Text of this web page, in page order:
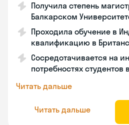
Получила степень
Балкарском
Проходила обучение в
квалификацию в
Сосредотачивается на
потребностях студентов
Читать дальше
Читать дальше